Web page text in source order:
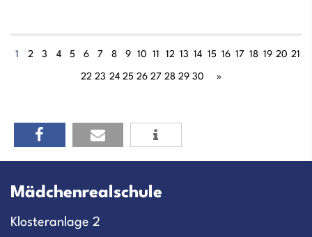
1 2 3 4 5 6 7 8 9 10 11 12 13 14 15 16 17 18 19 20 21
22 23 24 25 26 27 28 29 30 »
Mädchenrealschule
Klosteranlage 2